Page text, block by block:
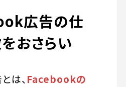
広告の仕
おさらい
は、Facebookの